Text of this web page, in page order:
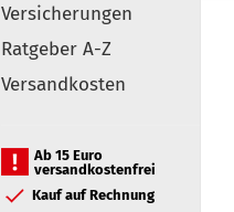
Versicherungen
Ratgeber A-Z
Versandkosten
Ab 15 Euro
versandkostenfrei
Kauf auf Rechnung